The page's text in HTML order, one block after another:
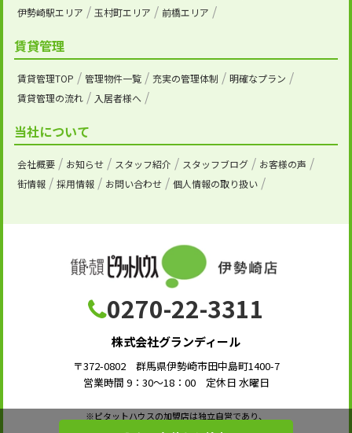
伊勢崎駅エリア
玉村町エリア 前橋エリア
賃貸管理
賃貸管理TOP 管理物件一覧 充実の管理体制
明確なプラン
賃貸管理の流れ
入居者様へ
当社について
会社概要 お知らせ スタッフ紹介 スタッフブログ
お客様の声
街情報
採用情報 お問い合わせ 個人情報の取り扱い
0270-22-3311
株式会社グランディール
〒372-0802 群馬県伊勢崎市田中島町1400-7
営業時間 9：30～18：00 定休日 水曜日
※ピタットハウスの加盟店は独立自営であり、